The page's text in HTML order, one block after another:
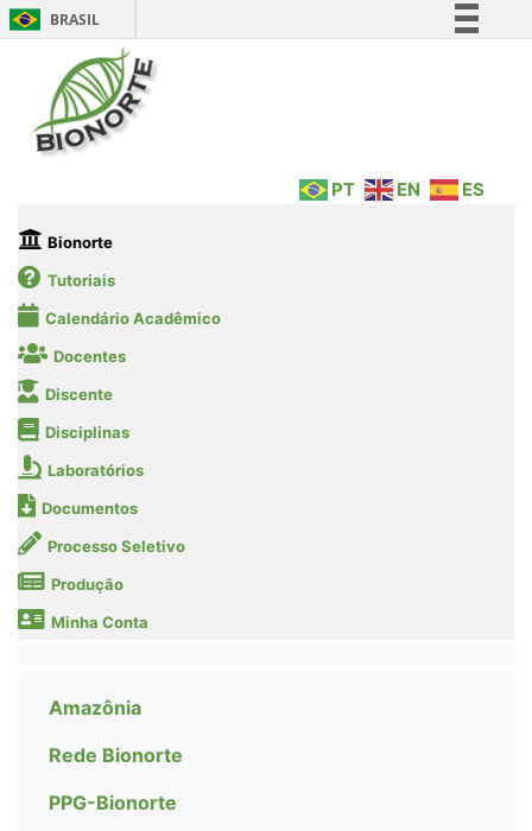
BRASIL
Legislação
PT EN ES
Bionorte
Tutoriais
Calendário Acadêmico
Docentes
Discente
Disciplinas
Laboratórios
Documentos
Processo Seletivo
Produção
Minha Conta
Amazônia
Rede Bionorte
PPG-Bionorte